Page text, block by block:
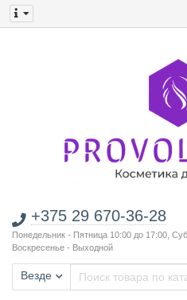
+375 29 670-36-28
Понедельник - Пятница 10:00 до 17:00,
Воскресенье - Выходной
Везде